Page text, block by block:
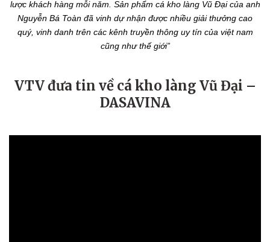
lược khách hàng mỗi năm. Sản phẩm cá kho làng Vũ Đại của anh
Nguyễn Bá Toàn đã vinh dự nhận được nhiều giải thưởng cao
quý, vinh danh trên các kênh truyền thông uy tín của việt nam
cũng như thế giới”
VTV đưa tin về cá kho làng Vũ Đại –
DASAVINA